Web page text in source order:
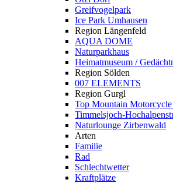
Greifvogelpark
Ice Park Umhausen
Region Längenfeld
AQUA DOME
Naturparkhaus
Heimatmuseum /
Region Sölden
007 ELEMENTS
Region Gurgl
Top Mountain
Timmelsjoch-
Naturlounge Zirbenwald
Arten
Familie
Rad
Schlechtwetter
Kraftplätze